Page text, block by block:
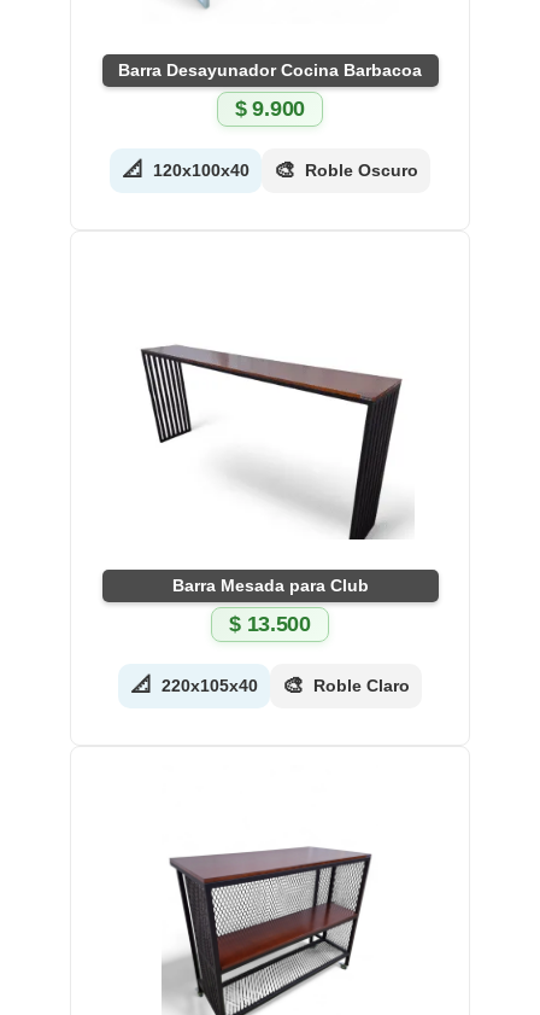
Barra Desayunador Cocina Barbacoa
$9.900
📐 120x100x40 🎨 Roble Oscuro
Barra Mesada para Club
$13.500
📐 220x105x40 🎨 Roble Claro